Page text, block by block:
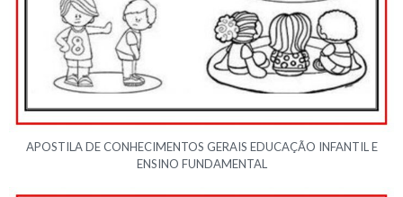
APOSTILA DE CONHECIMENTOS GERAIS EDUCAÇÃO INFANTIL E
ENSINO FUNDAMENTAL